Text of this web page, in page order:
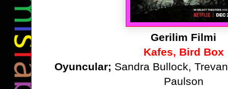
Gerilim Filmi
Kafes, Bird Box
Oyuncular; Sandra Bullock,
Paulson